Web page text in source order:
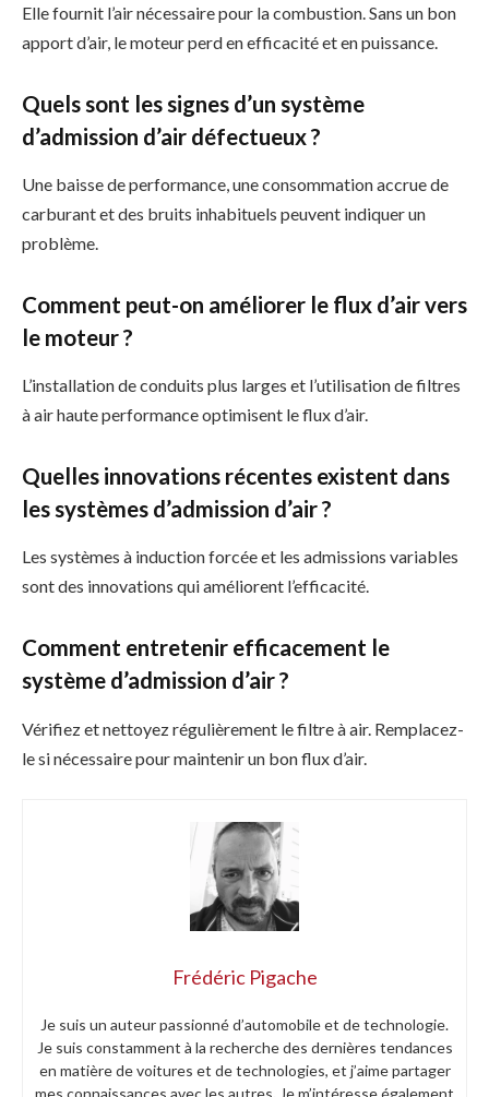
Elle fournit l’air nécessaire pour la combustion. Sans un bon
apport d’air, le moteur perd en efficacité et en puissance.
Quels sont les signes d’un système
d’admission d’air défectueux ?
Une baisse de performance, une consommation accrue de
carburant et des bruits inhabituels peuvent indiquer un
problème.
Comment peut-on améliorer le flux d’air vers
le moteur ?
L’installation de conduits plus larges et l’utilisation de filtres
à air haute performance optimisent le flux d’air.
Quelles innovations récentes existent dans
les systèmes d’admission d’air ?
Les systèmes à induction forcée et les admissions variables
sont des innovations qui améliorent l’efficacité.
Comment entretenir efficacement le
système d’admission d’air ?
Vérifiez et nettoyez régulièrement le filtre à air. Remplacez-
le si nécessaire pour maintenir un bon flux d’air.
Frédéric Pigache
Je suis un auteur passionné d’automobile et de technologie.
Je suis constamment à la recherche des dernières tendances
en matière de voitures et de technologies, et j’aime partager